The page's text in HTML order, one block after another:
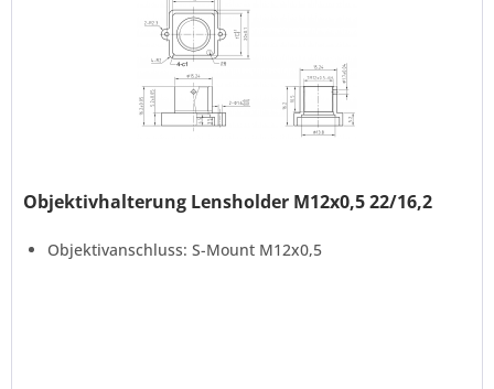
Objektivhalterung Lensholder M12x0,5 22/16,2
Objektivanschluss: S-Mount M12x0,5